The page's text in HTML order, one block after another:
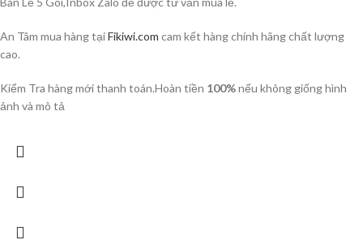
An Tâm mua hàng tạiFikiwi.com cam kết hàng chính hãng chất lượng
cao.
Kiểm Tra hàng mới thanh toán.Hoàn tiền 100%nếu không giống hình
ảnh và mô tả